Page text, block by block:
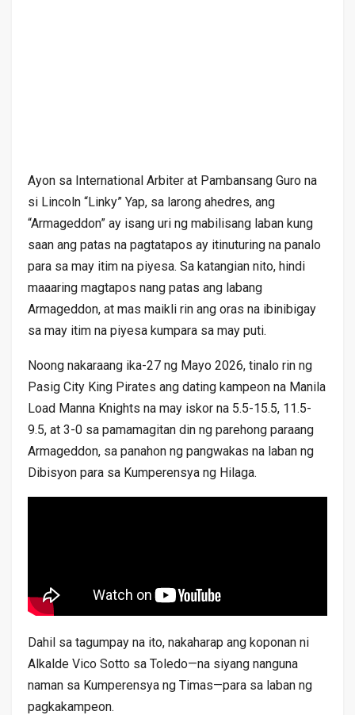
Ayon sa International Arbiter at Pambansang Guro na
si Lincoln “Linky” Yap, sa larong ahedres, ang
“Armageddon” ay isang uri ng mabilisang laban kung
saan ang patas na pagtatapos ay itinuturing na panalo
para sa may itim na piyesa. Sa katangian nito, hindi
maaaring magtapos nang patas ang labang
Armageddon, at mas maikli rin ang oras na ibinibigay
sa may itim na piyesa kumpara sa may puti.
Noong nakaraang ika-27 ng Mayo 2026, tinalo rin ng
Pasig City King Pirates ang dating kampeon na Manila
Load Manna Knights na may iskor na 5.5-15.5, 11.5-
9.5, at 3-0 sa pamamagitan din ng parehong paraang
Armageddon, sa panahon ng pangwakas na laban ng
Dibisyon para sa Kumperensya ng Hilaga.
Dahil sa tagumpay na ito, nakaharap ang koponan ni
Alkalde Vico Sotto sa Toledo—na siyang nanguna
naman sa Kumperensya ng Timas—para sa laban ng
pagkakampeon.